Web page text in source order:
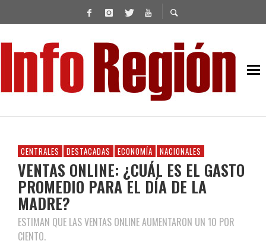
CENTRALES DESTACADAS ECONOMÍA NACIONALES
VENTAS ONLINE: ¿CUÁL ES EL GASTO
PROMEDIO PARA EL DÍA DE LA
MADRE?
ESTIMAN QUE LAS VENTAS ONLINE AUMENTARON UN 10 POR
CIENTO.